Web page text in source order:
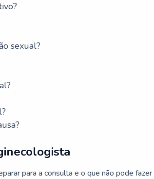
sexual?
para a consulta e o que não pode fazer